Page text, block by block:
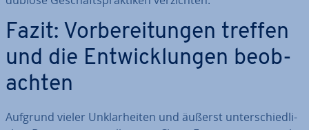
Fazit: Vor­be­rei­tun­gen treffen
und die Ent­wick­lun­gen be­ob­
ach­ten
Aufgrund vieler Un­klar­hei­ten und äußerst un­ter­schied­li­